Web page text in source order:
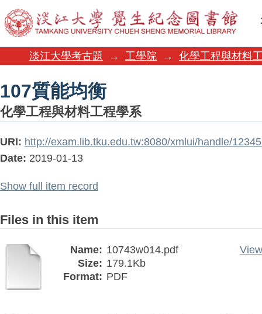
107質能均衡
淡江大學考古題 → 工學院 → 化學工程與材料
107質能均衡
化學工程與材料工程學系
URI: http://exam.lib.tku.edu.tw:8080/xmlui/handle/
Date: 2019-01-13
Show full item record
Files in this item
Name: 10743w014.pdf
Size: 179.1Kb
Format: PDF